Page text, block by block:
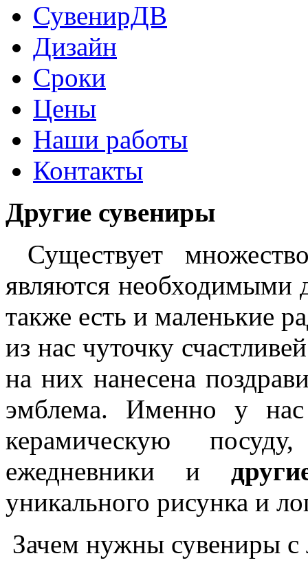
СувенирДВ
Дизайн
Сроки
Цены
Наши работы
Контакты
Другие сувениры
Существует
являются необходимыми
также есть и маленькие
из нас чуточку
на них нанесена
эмблема. Именно у нас
керамическую
ежедневники и
уникального рисунка и
Зачем нужны сувениры с